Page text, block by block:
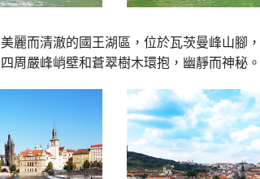
麗而清澈的國王湖區，位於瓦茨曼峰山腳
周嚴峰峭壁和蒼翠樹木環抱，幽靜而神秘。